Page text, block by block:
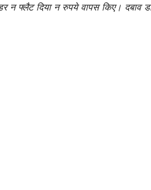
न फ्लैट दिया न रुपये वापस किए। दबाव